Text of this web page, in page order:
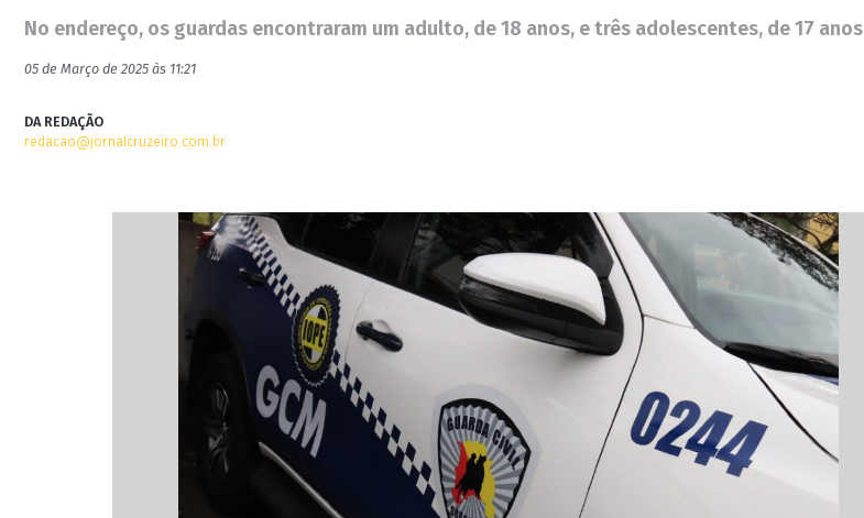
No endereço, os guardas encontraram um adulto, de 18 anos, e três adolescentes, de 17 anos
05 de Março de 2025 às 11:21
DA REDAÇÃO
redacao@jornalcruzeiro.com.br